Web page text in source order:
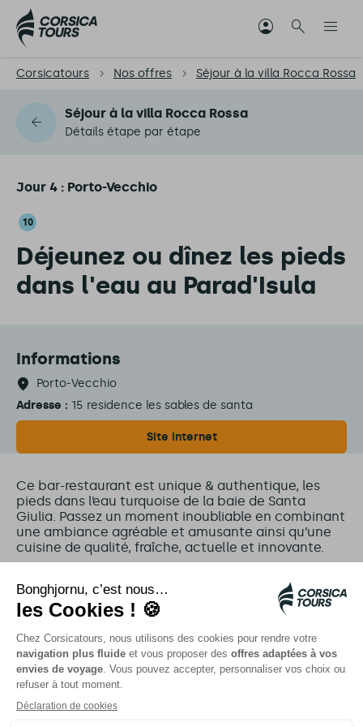
Corsicatours Nos offres Séjour à la villa Rocca Rossa
Séjour à la villa Rocca Rossa
Détails étape par étape
Jour 4 : Porto-Vecchio
10
Déjeunez ou dînez les pieds
dans l'eau au Parad'Isula
Informations
Porto-Vecchio
Adresse : 15 residence les sables de santa
Site internet
Ce bar-restaurant est unique & authentique, les
pieds dans l’eau turquoise de la baie de Santa
Giulia. Passez un moment inoubliable en combinant
une ambiance agréable et amusante ainsi qu’une
cuisine de qualité, fraîche, actuelle et innovante.